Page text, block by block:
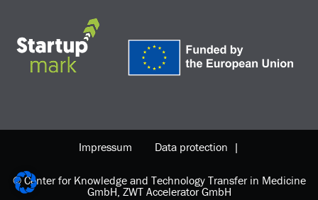
Impressum Data protection |
© Center for Knowledge and Technology Transfer in Medicine
GmbH, ZWT Accelerator GmbH